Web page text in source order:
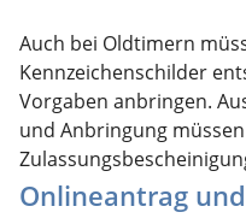
Auch bei Oldtimern
Kennzeichenschilder
Vorgaben anbringen.
und Anbringung
Onlineantrag